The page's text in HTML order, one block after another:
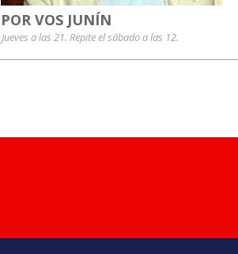
POR VOS JUNÍN
Jueves a las 21. Repite el sábado a las 12.